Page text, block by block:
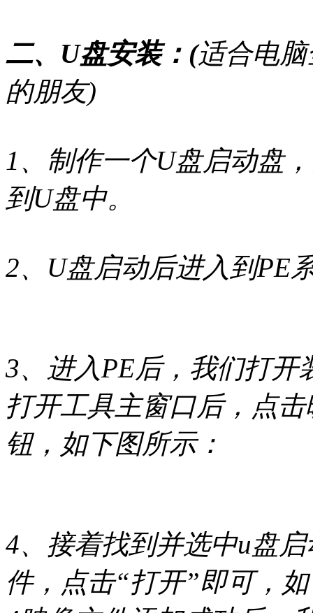
二、U盘安装：(适合电
的朋友)
1、制作一个U盘启动盘
到U盘中。
2、U盘启动后进入到PE
3、进入PE后，我们打开
打开工具主窗口后，点
钮，如下图所示：
4、接着找到并选中u盘
件，点击“打开”即可，